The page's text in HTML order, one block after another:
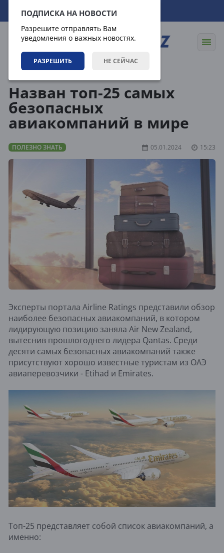
ПОДПИСКА НА НОВОСТИ
Разрешите отправлять Вам
уведомления о важных новостях.
РАЗРЕШИТЬ НЕ СЕЙЧАС
09.08.2026 14:44:21
Назван топ-25 самых
безопасных
авиакомпаний в мире
ПОЛЕЗНО ЗНАТЬ 05.01.2024 15:23
Эксперты портала Airline Ratings представили обзор
наиболее безопасных авиакомпаний, в котором
лидирующую позицию заняла Air New Zealand,
вытеснив прошлогоднего лидера Qantas. Среди
десяти самых безопасных авиакомпаний также
присутствуют хорошо известные туристам из ОАЭ
авиаперевозчики - Etihad и Emirates.
Топ-25 представляет собой список авиакомпаний, а
именно: